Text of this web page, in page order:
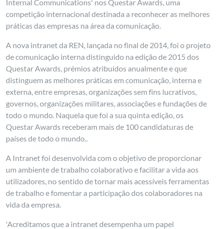
Internal Communications' nos Questar Awards, uma
competição internacional destinada a reconhecer as melhores
práticas das empresas na área da comunicação.
A nova intranet da REN, lançada no final de 2014, foi o projeto
de comunicação interna distinguido na edição de 2015 dos
Questar Awards, prémios atribuídos anualmente e que
distinguem as melhores práticas em comunicação, interna e
externa, entre empresas, organizações sem fins lucrativos,
governos, organizações militares, associações e fundações de
todo o mundo. Naquela que foi a sua quinta edição, os
Questar Awards receberam mais de 100 candidaturas de
países de todo o mundo..
A Intranet foi desenvolvida com o objetivo de proporcionar
um ambiente de trabalho colaborativo e facilitar a vida aos
utilizadores, no sentido de tornar mais acessíveis ferramentas
de trabalho e fomentar a participação dos colaboradores na
vida da empresa.
'Acreditamos que a intranet desempenha um papel